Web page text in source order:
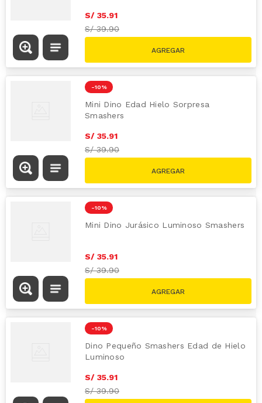
S/ 35.91
S/39.90
-10 %
Mini Dino Edad Hielo Sorpresa
Smashers
S/ 35.91
S/39.90
-10 %
Mini Dino Jurásico Luminoso Smashers
S/ 35.91
S/39.90
-10 %
Dino Pequeño Smashers Edad de Hielo
Luminoso
S/ 35.91
S/39.90